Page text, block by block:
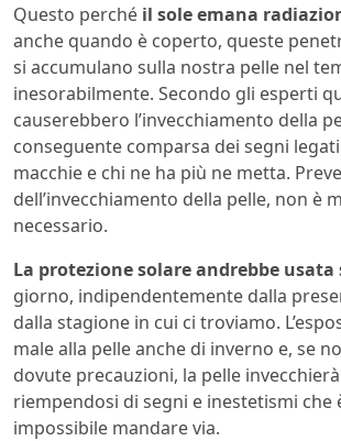
Questo perché il sole emana
anche quando è coperto, queste
si accumulano sulla nostra pelle nel
inesorabilmente. Secondo gli esperti
causerebbero l’invecchiamento della
conseguente comparsa dei segni
macchie e chi ne ha più ne metta.
dell’invecchiamento della pelle, non è
necessario.
La protezione solare andrebbe usata
giorno, indipendentemente dalla
dalla stagione in cui ci troviamo.
male alla pelle anche di inverno e, se
dovute precauzioni, la pelle
riempendosi di segni e inestetismi che
impossibile mandare via.